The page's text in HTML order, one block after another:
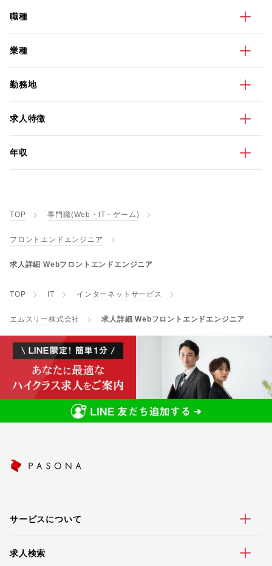
職種
業種
勤務地
求人特徴
年収
TOP 専門職(Web・IT・ゲーム)
フロントエンドエンジニア
求人詳細 Webフロントエンドエンジニア
TOP IT インターネットサービス
エムスリー株式会社 求人詳細 Webフロントエンドエンジニア
サービスについて
求人検索